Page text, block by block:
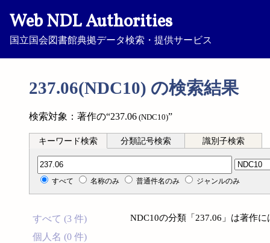
Web NDL Authorities
国立国会図書館典拠データ検索・提供サービス
237.06(NDC10) の検索結果
検索対象：著作の“237.06 (NDC10)”
キーワード検索 分類記号検索 識別子検索
分類記号検索
すべて 名称のみ 普通件名のみ ジャンルのみ
すべて (3 件)
個人名 (0 件)
NDC10の分類「237.06」は著作